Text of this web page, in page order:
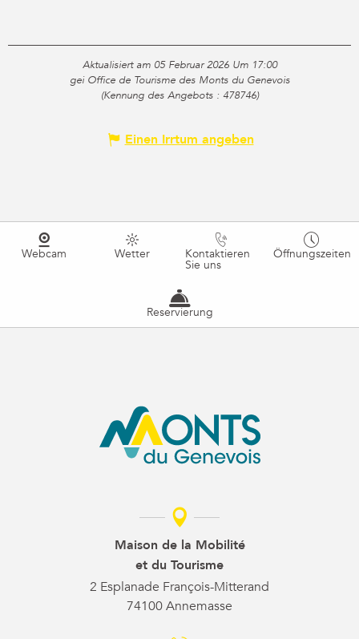
Aktualisiert am 05 Februar 2026 Um 17:00
gei Office de Tourisme des Monts du Genevois
(Kennung des Angebots : 478746)
Einen Irrtum angeben
Webcam Wetter Kontaktieren
Sie uns
Öffnungszeiten
Reservierung
Maison de la Mobilité
et du Tourisme
2 Esplanade François-Mitterand
74100 Annemasse